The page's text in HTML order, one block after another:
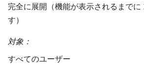
完全に展開（機能が表示されるまでに
す）
対象：
すべてのユーザー